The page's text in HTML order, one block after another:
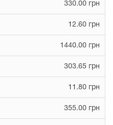
330.00 грн
12.60 грн
1440.00 грн
303.65 грн
11.80 грн
355.00 грн